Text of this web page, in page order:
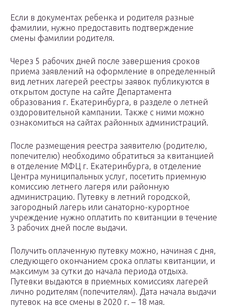
Если в документах ребенка и родителя разные
фамилии, нужно предоставить подтверждение
смены фамилии родителя.
Через 5 рабочих дней после завершения сроков
приема заявлений на оформление в определенный
вид летних лагерей реестры заявок публикуются в
открытом доступе на сайте Департамента
образования г. Екатеринбурга, в разделе о летней
оздоровительной кампании. Также с ними можно
ознакомиться на сайтах районных администраций.
После размещения реестра заявителю (родителю,
попечителю) необходимо обратиться за квитанцией
в отделение МФЦ г. Екатеринбурга, в отделение
Центра муниципальных услуг, посетить приемную
комиссию летнего лагеря или районную
администрацию. Путевку в летний городской,
загородный лагерь или санаторно-курортное
учреждение нужно оплатить по квитанции в течение
3 рабочих дней после выдачи.
Получить оплаченную путевку можно, начиная с дня,
следующего окончанием срока оплаты квитанции, и
максимум за сутки до начала периода отдыха.
Путевки выдаются в приемных комиссиях лагерей
лично родителям (попечителям). Дата начала выдачи
путевок на все смены в 2020 г. – 18 мая.